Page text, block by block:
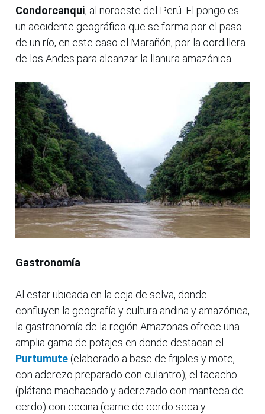
Condorcanqui, al noroeste del Perú. El pongo es
un accidente geográfico que se forma por el paso
de un río, en este caso el Marañón, por la cordillera
de los Andes para alcanzar la llanura amazónica.
Gastronomía
Al estar ubicada en la ceja de selva, donde
confluyen la geografía y cultura andina y amazónica,
la gastronomía de la región Amazonas ofrece una
amplia gama de potajes en donde destacan el
Purtumute (elaborado a base de frijoles y mote,
con aderezo preparado con culantro); el tacacho
(plátano machacado y aderezado con manteca de
cerdo) con cecina (carne de cerdo seca y